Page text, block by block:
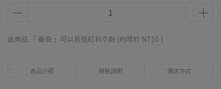
此商品 「 最高 」可以折抵紅利 0 點 (約等於 NT$0 )
商品介紹 規格說明 運送方式